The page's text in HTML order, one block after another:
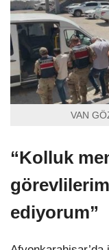
VAN
“Kolluk
ediyorum”